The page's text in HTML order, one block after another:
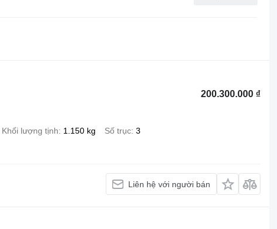
200.300.000 ₫
Khối lượng tịnh 1.150 kg Số trục 3
Liên hệ với người bán